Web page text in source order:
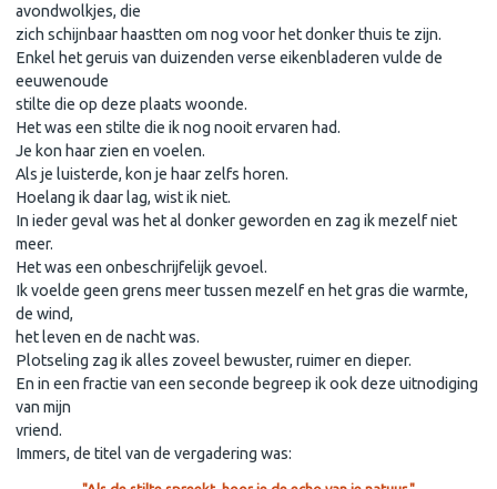
avondwolkjes, die
zich schijnbaar haastten om nog voor het donker thuis te zijn.
Enkel het geruis van duizenden verse eikenbladeren vulde de
eeuwenoude
stilte die op deze plaats woonde.
Het was een stilte die ik nog nooit ervaren had.
Je kon haar zien en voelen.
Als je luisterde, kon je haar zelfs horen.
Hoelang ik daar lag, wist ik niet.
In ieder geval was het al donker geworden en zag ik mezelf niet
meer.
Het was een onbeschrijfelijk gevoel.
Ik voelde geen grens meer tussen mezelf en het gras die warmte,
de wind,
het leven en de nacht was.
Plotseling zag ik alles zoveel bewuster, ruimer en dieper.
En in een fractie van een seconde begreep ik ook deze uitnodiging
van mijn
vriend.
Immers, de titel van de vergadering was: